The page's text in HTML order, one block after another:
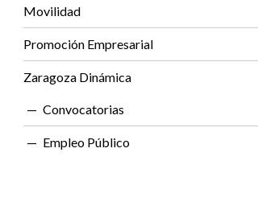
Movilidad
Promoción Empresarial
Zaragoza Dinámica
Convocatorias
Empleo Público